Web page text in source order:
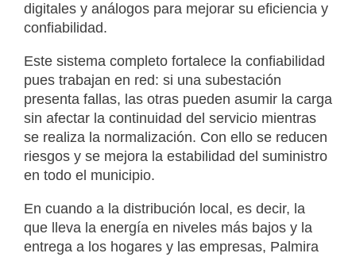
digitales y análogos para mejorar su eficiencia y
confiabilidad.
Este sistema completo fortalece la confiabilidad
pues trabajan en red: si una subestación
presenta fallas, las otras pueden asumir la carga
sin afectar la continuidad del servicio mientras
se realiza la normalización. Con ello se reducen
riesgos y se mejora la estabilidad del suministro
en todo el municipio.
En cuando a la distribución local, es decir, la
que lleva la energía en niveles más bajos y la
entrega a los hogares y las empresas, Palmira